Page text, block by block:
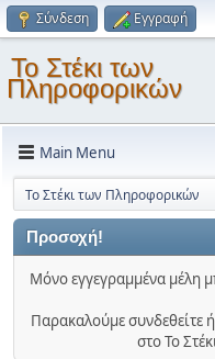
Σύνδεση Εγγραφή
Το Στέκι των
Πληροφορικών
Main Menu
Το Στέκι των Πληροφορικών
Προσοχή!
Μόνο εγγεγραμμένα μέλη
Παρακαλούμε συνδεθείτε ή
στο Το